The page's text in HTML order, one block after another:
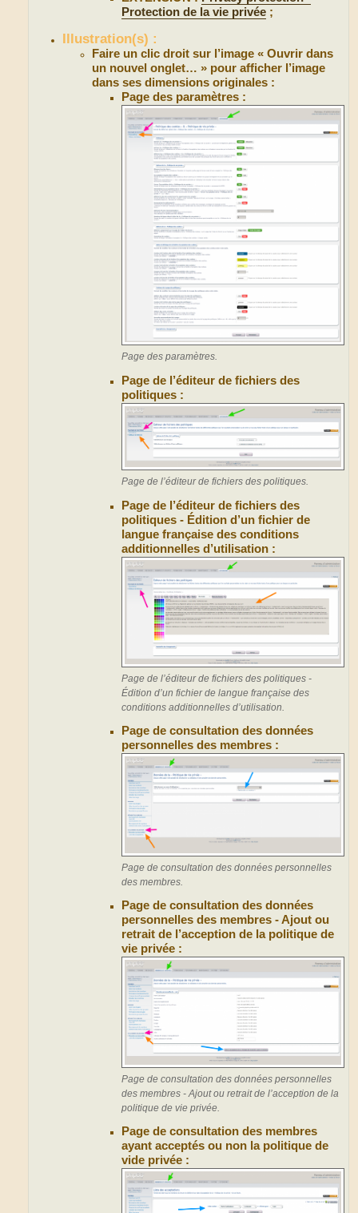
Protection de la vie privée ;
Illustration(s) :
Faire un clic droit sur l’image « Ouvrir dans
un nouvel onglet… » pour afficher l’image
dans ses dimensions originales :
Page des paramètres :
Page des paramètres.
Page de l’éditeur de fichiers des
politiques :
Page de l’éditeur de fichiers des politiques.
Page de l’éditeur de fichiers des
politiques - Édition d’un fichier de
langue française des conditions
additionnelles d’utilisation :
Page de l’éditeur de fichiers des politiques -
Édition d’un fichier de langue française des
conditions additionnelles d’utilisation.
Page de consultation des données
personnelles des membres :
Page de consultation des données personnelles
des membres.
Page de consultation des données
personnelles des membres - Ajout ou
retrait de l’acception de la politique de
vie privée :
Page de consultation des données personnelles
des membres - Ajout ou retrait de l’acception de la
politique de vie privée.
Page de consultation des membres
ayant acceptés ou non la politique de
vide privée :